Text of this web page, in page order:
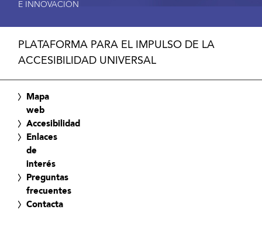
E INNOVACIÓN
PLATAFORMA PARA EL IMPULSO DE LA
ACCESIBILIDAD UNIVERSAL
Mapa
web
Accesibilidad
Enlaces
de
interés
Preguntas
frecuentes
Contacta